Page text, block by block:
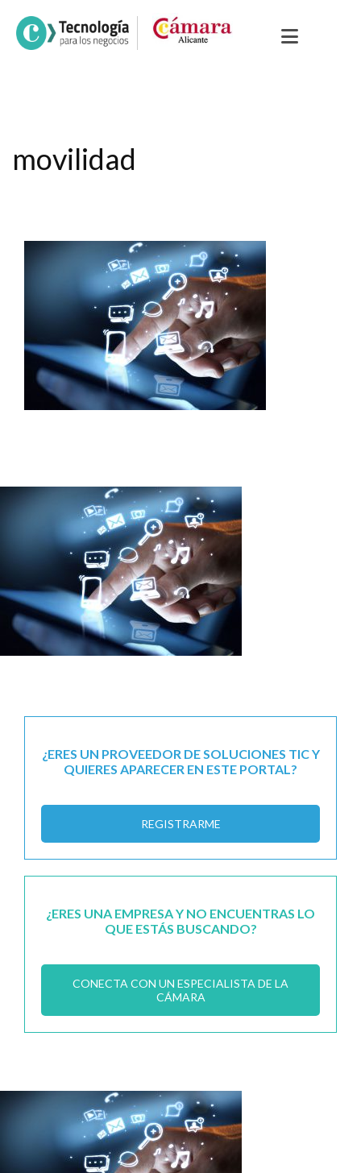
movilidad
¿ERES UN PROVEEDOR DE SOLUCIONES TIC Y
QUIERES APARECER EN ESTE PORTAL?
REGISTRARME
¿ERES UNA EMPRESA Y NO ENCUENTRAS LO
QUE ESTÁS BUSCANDO?
CONECTA CON UN ESPECIALISTA DE LA
CÁMARA